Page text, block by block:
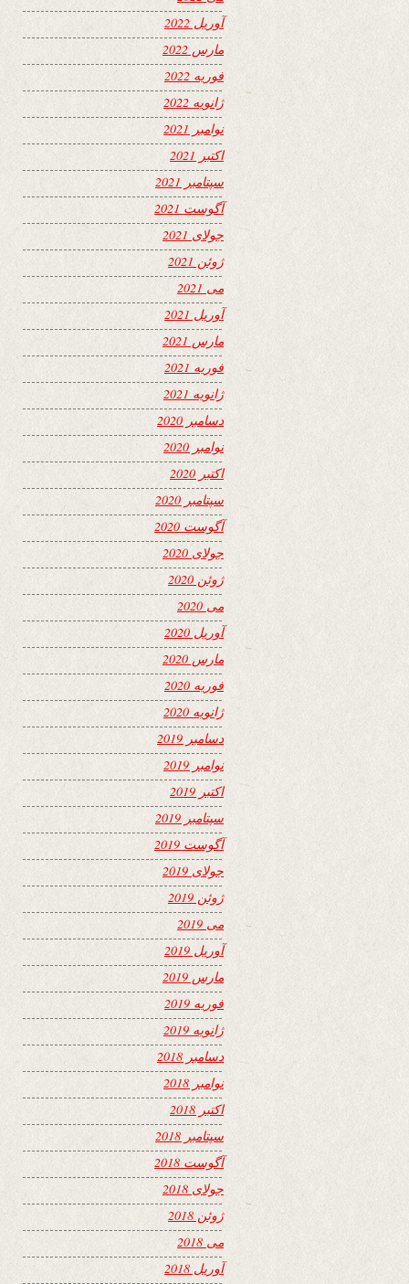
آوریل 2022
مارس 2022
فوریه 2022
ژانویه 2022
نوامبر 2021
اکتبر 2021
سپتامبر 2021
آگوست 2021
جولای 2021
ژوئن 2021
می 2021
آوریل 2021
مارس 2021
فوریه 2021
ژانویه 2021
دسامبر 2020
نوامبر 2020
اکتبر 2020
سپتامبر 2020
آگوست 2020
جولای 2020
ژوئن 2020
می 2020
آوریل 2020
مارس 2020
فوریه 2020
ژانویه 2020
دسامبر 2019
نوامبر 2019
اکتبر 2019
سپتامبر 2019
آگوست 2019
جولای 2019
ژوئن 2019
می 2019
آوریل 2019
مارس 2019
فوریه 2019
ژانویه 2019
دسامبر 2018
نوامبر 2018
اکتبر 2018
سپتامبر 2018
آگوست 2018
جولای 2018
ژوئن 2018
می 2018
آوریل 2018